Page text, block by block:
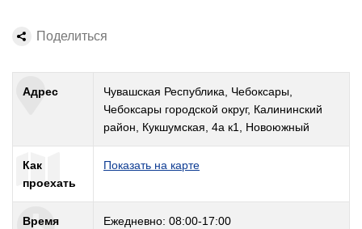
Адрес
Чувашская Республика, Чебоксары,
Чебоксары городской округ, Калининский
район, Кукшумская, 4а к1, Новоюжный
Как
проехать
Показать на карте
Время
Ежедневно: 08:00-17:00
Поделиться